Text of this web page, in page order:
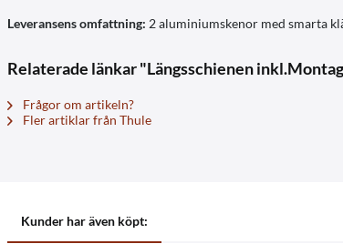
Leveransens omfattning: 2 aluminiumskenor med smarta
Relaterade länkar "Längsschienen
Frågor om artikeln?
Fler artiklar från Thule
Kunder har även köpt: